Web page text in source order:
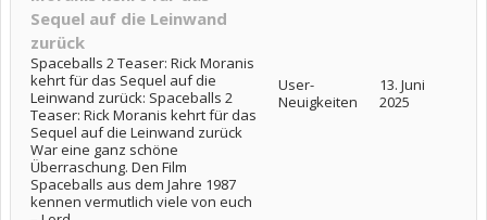
Sequel auf die Leinwand
zurück
Spaceballs 2 Teaser: Rick Moranis
kehrt für das Sequel auf die
Leinwand zurück: Spaceballs 2
Teaser: Rick Moranis kehrt für das
Sequel auf die Leinwand zurück
War eine ganz schöne
Überraschung. Den Film
Spaceballs aus dem Jahre 1987
kennen vermutlich viele von euch
User-
Neuigkeiten
13. Juni
2025